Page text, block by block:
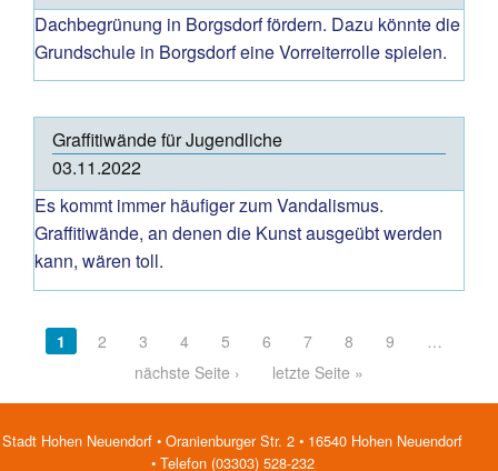
Dachbegrünung in Borgsdorf fördern. Dazu könnte die
Grundschule in Borgsdorf eine Vorreiterrolle spielen.
Graffitiwände für Jugendliche
03.11.2022
Es kommt immer häufiger zum Vandalismus.
Graffitiwände, an denen die Kunst ausgeübt werden
kann, wären toll.
Pages
1 2 3 4 5 6 7 8 9
…
nächste Seite ›
letzte Seite »
Stadt Hohen Neuendorf • Oranienburger Str. 2 • 16540 Hohen Neuendorf
• Telefon (03303) 528-232